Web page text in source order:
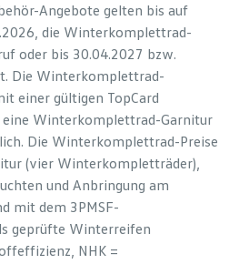
Angebote gelten bis auf
die Winterkomplettrad-
oder bis 30.04.2027 bzw.
Die Winterkomplettrad-
einer gültigen TopCard
eine Winterkomplettrad-Garnitur
Die Winterkomplettrad-Preise
(vier Winterkompletträder),
und Anbringung am
mit dem 3PMSF-
geprüfte Winterreifen
NHK =